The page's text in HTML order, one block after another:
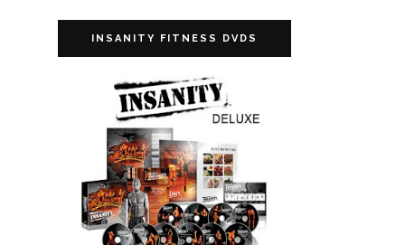
INSANITY FITNESS DVDS